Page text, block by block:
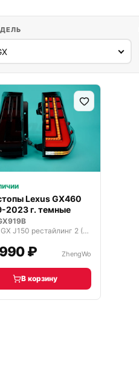
Lexus GX460
2023 г. темные
Lexus GX J150 рестайлинг 2 (2019—2023)
₽ ZhengWo
В корзину